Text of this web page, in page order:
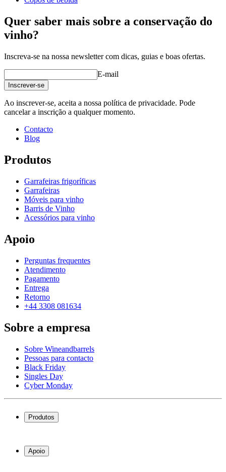
Garrafa elegante e elegante
Melhor serviço e experiência de sabor.
Vidro de cristal sem chumbo adequado para máquina de lavar
loiça
gravaçãoNão
Quer saber mais sobre a conservação do
vinho?
Inscreva-se na nossa newsletter com dicas, guias e boas ofertas.
E-mail
Inscrever-se
Ao inscrever-se, aceita a nossa política de privacidade. Pode
cancelar a inscrição a qualquer momento.
Contacto
Blog
Produtos
Garrafeiras frigoríficas
Garrafeiras
Móveis para vinho
Barris de Vinho
Acessórios para vinho
Apoio
Perguntas frequentes
Atendimento
Pagamento
Entrega
Retorno
+44 3308 081634
Sobre a empresa
Sobre Wineandbarrels
Pessoas para contacto
Black Friday
Singles Day
Cyber Monday
Produtos
Garrafeiras
Móveis para vinho
Apoio